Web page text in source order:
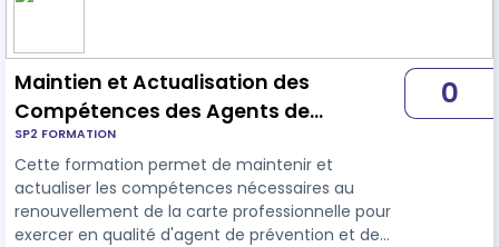
Maintien et Actualisation des
Compétences des Agents de
Prévention et de Sécurité - court 27
heures
SP2 FORMATION
Cette formation permet de maintenir et
actualiser les compétences nécessaires au
renouvellement de la carte professionnelle pour
exercer en qualité d'agent de prévention et de
0